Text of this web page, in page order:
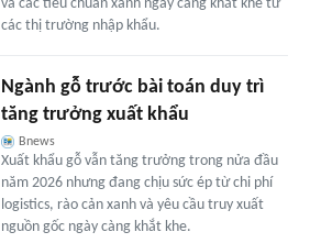
và các tiêu chuẩn xanh ngày càng khắt khe từ
các thị trường nhập khẩu.
Ngành gỗ trước bài toán duy trì
tăng trưởng xuất khẩu
Bnews
Xuất khẩu gỗ vẫn tăng trưởng trong nửa đầu
năm 2026 nhưng đang chịu sức ép từ chi phí
logistics, rào cản xanh và yêu cầu truy xuất
nguồn gốc ngày càng khắt khe.